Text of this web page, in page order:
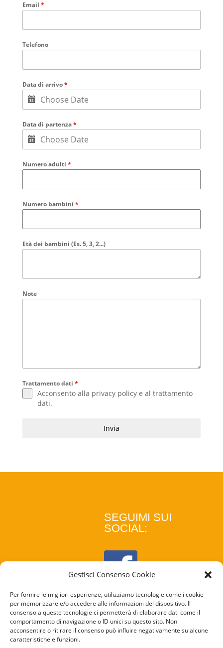
Gestisci Consenso Cookie
Per fornire le migliori esperienze, utilizziamo tecnologie come i cookie
per memorizzare e/o accedere alle informazioni del dispositivo. Il
consenso a queste tecnologie ci permetterà di elaborare dati come il
comportamento di navigazione o ID unici su questo sito. Non
acconsentire o ritirare il consenso può influire negativamente su alcune
caratteristiche e funzioni.
Email *
Telefono
Data di arrivo*
Data di partenza*
Numero adulti *
Numero bambini *
Età dei bambini (Es. 5, 3, 2...)
Note
Trattamento dati *
Acconsento alla privacy policye al trattamento
dati.
Invia
SEGUIMI SUI
SOCIAL: